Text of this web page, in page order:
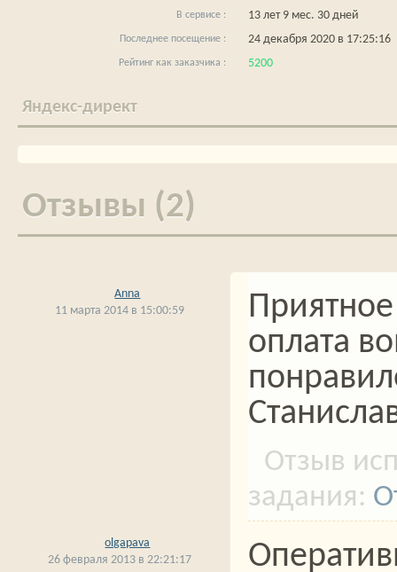
13 лет 9 мес. 30 дней
24 декабря 2020 в 17:25:16
5200
Яндекс-директ
Отзывы (2)
оплата
Anna
11 марта 2014 в 15:00:59
olgapava
26 февраля 2013 в 22:21:17